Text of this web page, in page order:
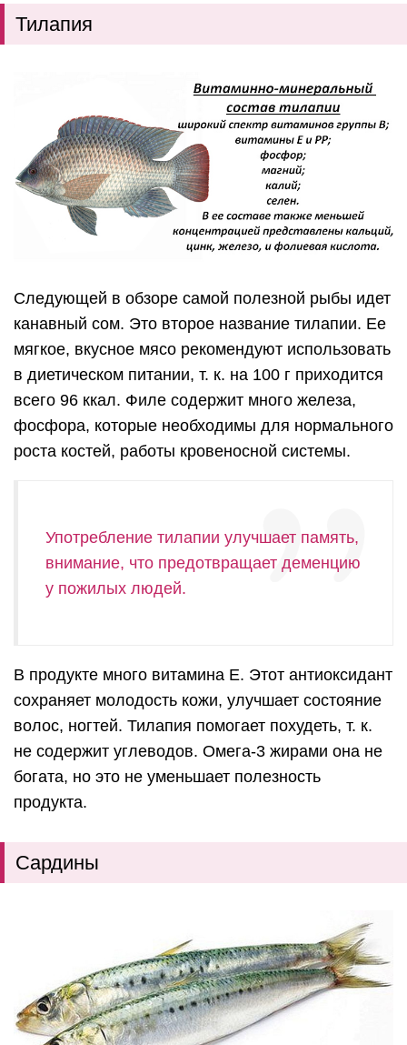
Тилапия
Следующей в обзоре самой полезной рыбы идет
канавный сом. Это второе название тилапии. Ее
мягкое, вкусное мясо рекомендуют использовать
в диетическом питании, т. к. на 100 г приходится
всего 96 ккал. Филе содержит много железа,
фосфора, которые необходимы для нормального
роста костей, работы кровеносной системы.
Употребление тилапии улучшает память,
внимание, что предотвращает деменцию
у пожилых людей.
В продукте много витамина E. Этот антиоксидант
сохраняет молодость кожи, улучшает состояние
волос, ногтей. Тилапия помогает похудеть, т. к.
не содержит углеводов. Омега-3 жирами она не
богата, но это не уменьшает полезность
продукта.
Сардины